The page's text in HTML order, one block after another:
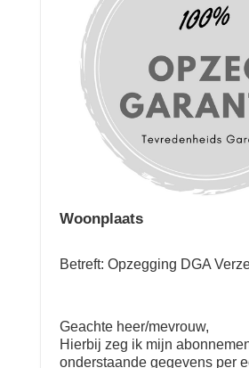
Woonplaats
Betreft: Opzegging DGA
Geachte heer/mevrouw,
Hierbij zeg ik mijn
onderstaande gegevens per